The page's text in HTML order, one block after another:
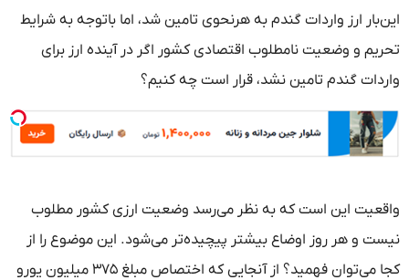
این‌بار ارز واردات گندم به هرنحوی تامین شد، اما باتوجه به شرایط
تحریم و وضعیت نامطلوب اقتصادی کشور اگر در آینده ارز برای
واردات گندم تامین نشد، قرار است چه کنیم؟
واقعیت این است که به نظر می‌رسد وضعیت ارزی کشور مطلوب
نیست و هر روز اوضاع بیشتر پیچیده‌تر می‌شود. این موضوع را از
کجا می‌توان فهمید؟ از آنجایی که اختصاص مبلغ ۳۷۵ میلیون یورو